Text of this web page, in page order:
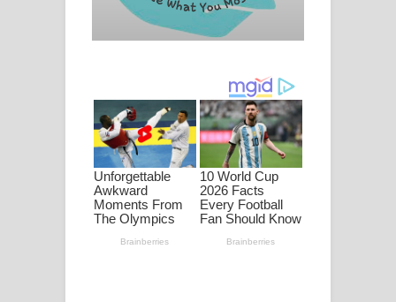
ගීතයේ පද පෙළ
පද පෙළ
DEAR GOD Song Lyrics - ඩියර් ගෝඩ්
ගීතයේ පද පෙළ
MANAMALA KATHA Song Lyrics -